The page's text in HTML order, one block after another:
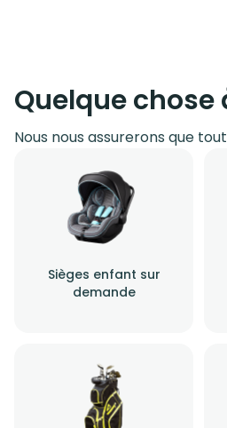
Quelque chose
Nous nous assurerons que
Sièges enfant sur
demande